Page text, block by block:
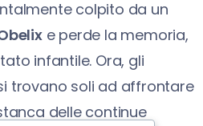
colpito da un
e perde la memoria,
infantile. Ora, gli
trovano soli ad affrontare
delle continue